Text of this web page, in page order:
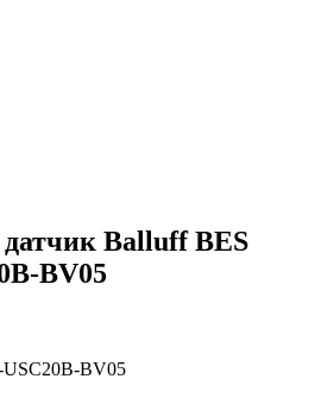
Balluff BES
BV05
BV05